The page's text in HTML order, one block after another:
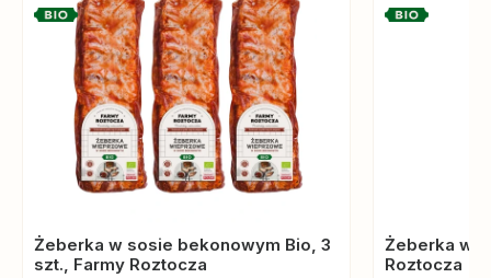
Żeberka w sosie bekonowym Bio, 3
szt., Farmy Roztocza
Żeberka w
Roztocza